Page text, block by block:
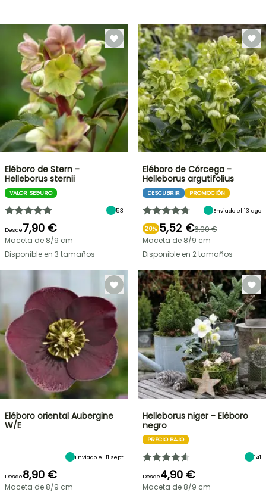
Eléboro de Stern -
Helleborus sternii
VALOR SEGURO
53
Desde7,90 €
Maceta de 8/9 cm
Disponible en 3 tamaños
Eléboro de Córcega -
Helleborus argutifolius
DESCUBRIR PROMOCIÓN
Enviado el 13 ago
20% 5,52 €6,90 €
Maceta de 8/9 cm
Disponible en 2 tamaños
Eléboro oriental Aubergine
W/E
Enviado el 11 sept
Desde8,90 €
Maceta de 8/9 cm
Helleborus niger - Eléboro
negro
PRECIO BAJO
141
Desde4,90 €
Maceta de 8/9 cm